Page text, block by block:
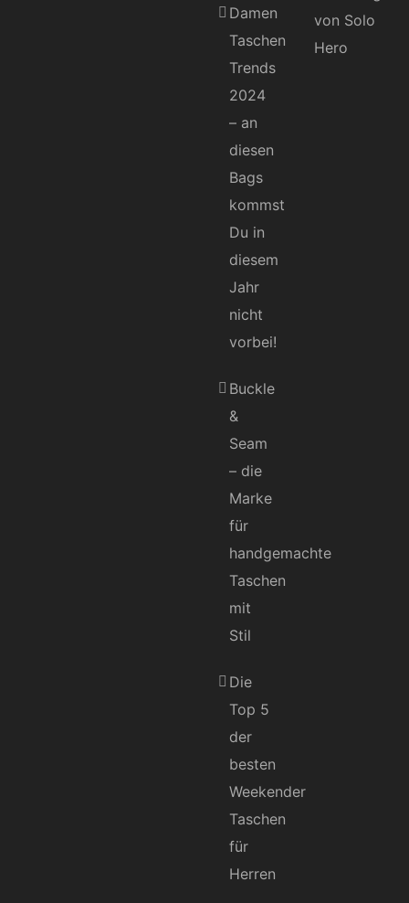
Damen
Taschen
Trends
2024
– an
diesen
Bags
kommst
Du in
diesem
Jahr
nicht
vorbei!
Buckle
&
Seam
– die
Marke
für
handgemachte
Taschen
mit
Stil
Die
Top 5
der
besten
Weekender
Taschen
für
Herren